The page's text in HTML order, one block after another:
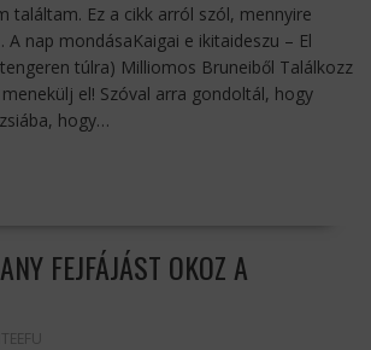
találtam. Ez a cikk arról szól, mennyire
A nap mondásaKaigai e ikitaideszu – El
túlra) Milliomos Bruneiből Találkozz
el! Szóval arra gondoltál, hogy
hogy…
FEJFÁJÁST OKOZ A